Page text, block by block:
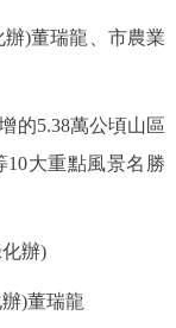
)董瑞龍、市農業
5.38萬公頃山區
大重點風景名勝
辦)
)董瑞龍